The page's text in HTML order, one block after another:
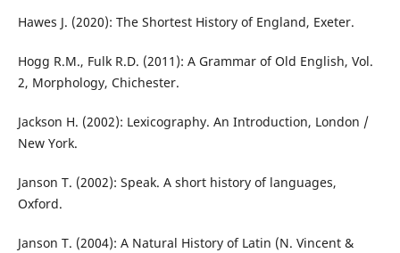
Hawes J. (2020): The Shortest History of England, Exeter.
Hogg R.M., Fulk R.D. (2011): A Grammar of Old English, Vol.
2, Morphology, Chichester.
Jackson H. (2002): Lexicography. An Introduction, London /
New York.
Janson T. (2002): Speak. A short history of languages,
Oxford.
Janson T. (2004): A Natural History of Latin (N. Vincent &